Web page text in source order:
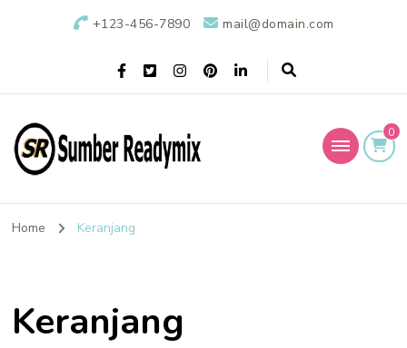
+123-456-7890 mail@domain.com
Sumber Readymix
0
Home Keranjang
Keranjang